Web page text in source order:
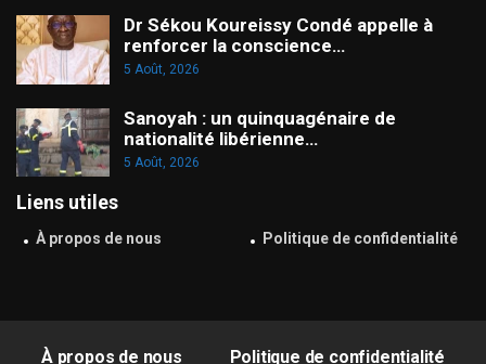
Dr Sékou Koureissy Condé appelle à
renforcer la conscience…
5 Août, 2026
Sanoyah : un quinquagénaire de
nationalité libérienne…
5 Août, 2026
Liens utiles
À propos de nous Politique de confidentialité
À propos de nous Politique de confidentialité